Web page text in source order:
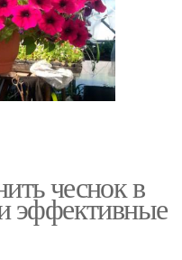
чеснок в
эффективные